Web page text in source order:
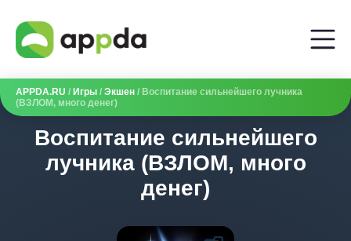
APPDA.RU / Игры / Экшен / Воспитание сильнейшего лучника
(ВЗЛОМ, много денег)
Воспитание сильнейшего
лучника (ВЗЛОМ, много
денег)